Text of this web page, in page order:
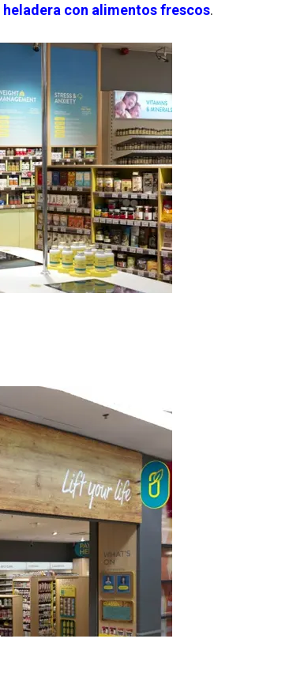
heladera con alimentos frescos.